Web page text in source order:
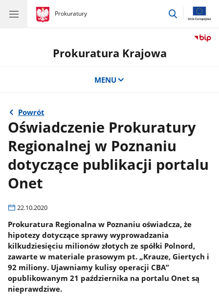
gov.pl
Prokuratury
gov.pl
Prokuratury
przejdź
Prokuratura Krajowa
MENU
Powrót
Oświadczenie Prokuratury
Regionalnej w Poznaniu
dotyczące publikacji portalu
Onet
22.10.2020
Prokuratura Regionalna w Poznaniu oświadcza, że
hipotezy dotyczące sprawy wyprowadzania
kilkudziesięciu milionów złotych ze spółki Polnord,
zawarte w materiale prasowym pt. „Krauze, Giertych i
92 miliony. Ujawniamy kulisy operacji CBA”
opublikowanym 21 października na portalu Onet są
nieprawdziwe.